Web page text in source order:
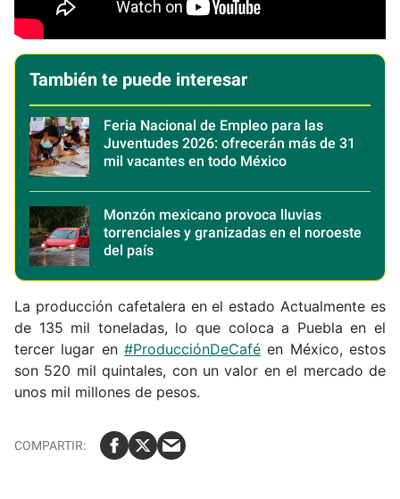
También te puede interesar
Feria Nacional de Empleo para las
Juventudes 2026: ofrecerán más de 31
mil vacantes en todo México
Monzón mexicano provoca lluvias
torrenciales y granizadas en el noroeste
del país
La producción cafetalera en el estado Actualmente es
de 135 mil toneladas, lo que coloca a Puebla en el
tercer lugar en #ProducciónDeCafé en México, estos
son 520 mil quintales, con un valor en el mercado de
unos mil millones de pesos.